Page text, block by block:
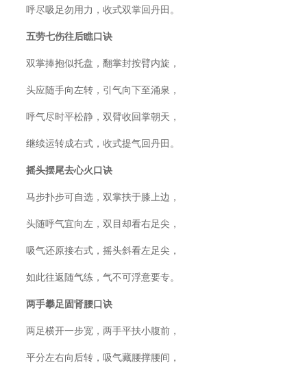
呼尽吸足勿用力，收式双掌回丹田。
五劳七伤往后瞧口诀
双掌捧抱似托盘，翻掌封按臂内旋，
头应随手向左转，引气向下至涌泉，
呼气尽时平松静，双臂收回掌朝天，
继续运转成右式，收式提气回丹田。
摇头摆尾去心火口诀
马步扑步可自选，双掌扶于膝上边，
头随呼气宜向左，双目却看右足尖，
吸气还原接右式，摇头斜看左足尖，
如此往返随气练，气不可浮意要专。
两手攀足固肾腰口诀
两足横开一步宽，两手平扶小腹前，
平分左右向后转，吸气藏腰撑腰间，